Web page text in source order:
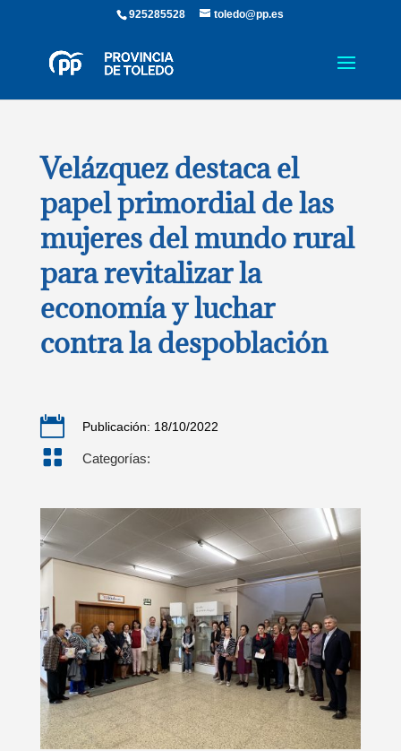
925285528 toledo@pp.es
Velázquez destaca el
papel primordial de las
mujeres del mundo rural
para revitalizar la
economía y luchar
contra la despoblación
 Publicación: 18/10/2022
 Categorías: